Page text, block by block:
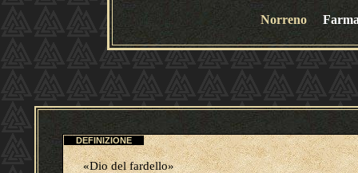
Norreno
DEFINIZIONE
«Dio del fardello»